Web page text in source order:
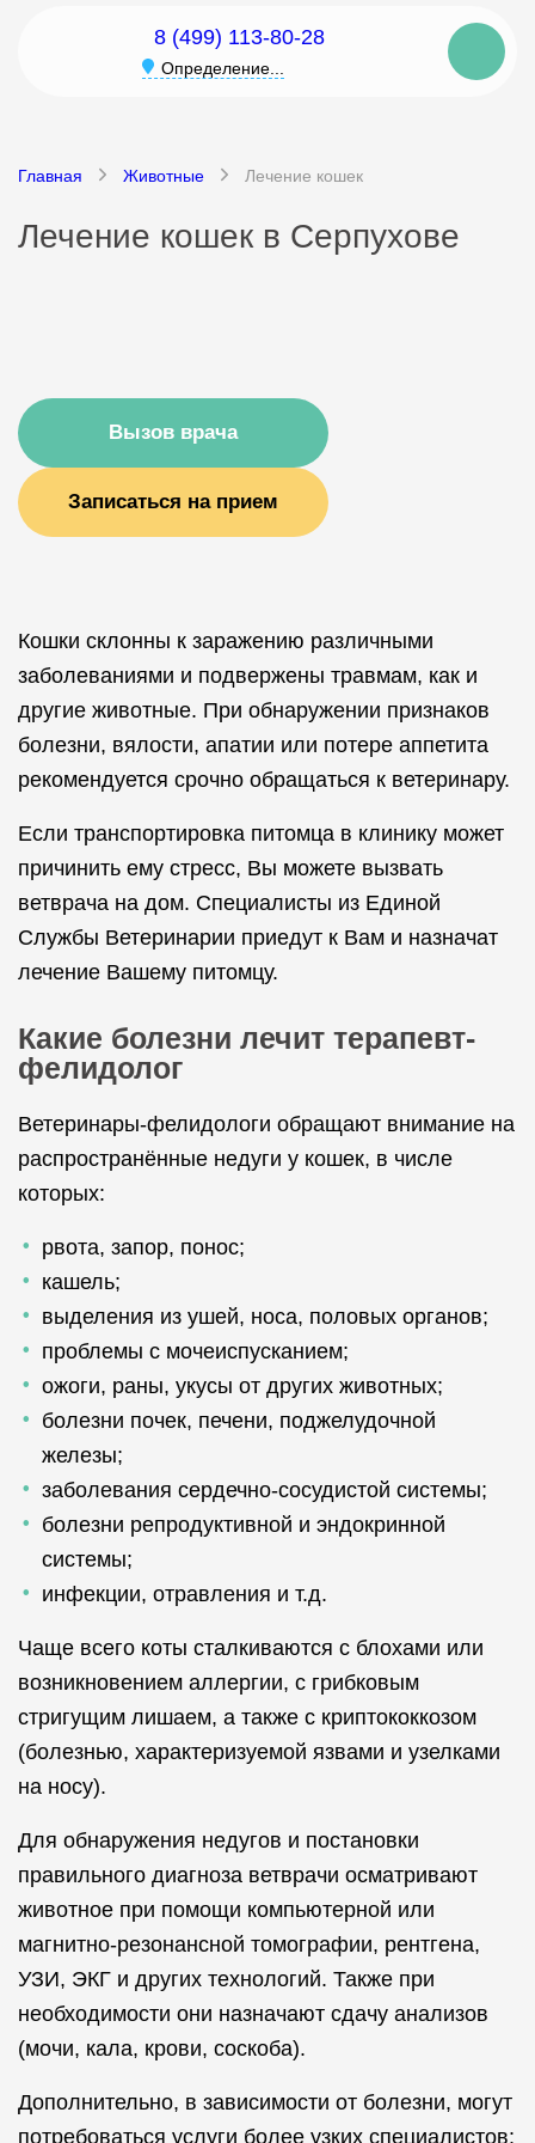
8 (499) 113-80-28
Определение...
Главная Животные Лечение кошек
Лечение кошек в Серпухове
Вызов врача
Записаться на прием
Кошки склонны к заражению различными
заболеваниями и подвержены травмам, как и
другие животные. При обнаружении признаков
болезни, вялости, апатии или потере аппетита
рекомендуется срочно обращаться к ветеринару.
Если транспортировка питомца в клинику может
причинить ему стресс, Вы можете вызвать
ветврача на дом. Специалисты из Единой
Службы Ветеринарии приедут к Вам и назначат
лечение Вашему питомцу.
Какие болезни лечит терапевт-
фелидолог
Ветеринары-фелидологи обращают внимание на
распространённые недуги у кошек, в числе
которых:
рвота, запор, понос;
кашель;
выделения из ушей, носа, половых органов;
проблемы с мочеиспусканием;
ожоги, раны, укусы от других животных;
болезни почек, печени, поджелудочной
железы;
заболевания сердечно-сосудистой системы;
болезни репродуктивной и эндокринной
системы;
инфекции, отравления и т.д.
Чаще всего коты сталкиваются с блохами или
возникновением аллергии, с грибковым
стригущим лишаем, а также с криптококкозом
(болезнью, характеризуемой язвами и узелками
на носу).
Для обнаружения недугов и постановки
правильного диагноза ветврачи осматривают
животное при помощи компьютерной или
магнитно-резонансной томографии, рентгена,
УЗИ, ЭКГ и других технологий. Также при
необходимости они назначают сдачу анализов
(мочи, кала, крови, соскоба).
Дополнительно, в зависимости от болезни, могут
потребоваться услуги более узких специалистов: